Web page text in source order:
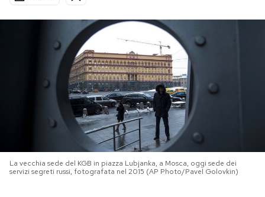
Economia
Mondiali calcio 2026
PODCAST
NEWSLETTER
I MIEI PREFERITI
La vecchia sede del KGB in piazza Lubjanka, a Mosca, oggi sede dei
servizi segreti russi, fotografata nel 2015 (AP Photo/Pavel Golovkin)